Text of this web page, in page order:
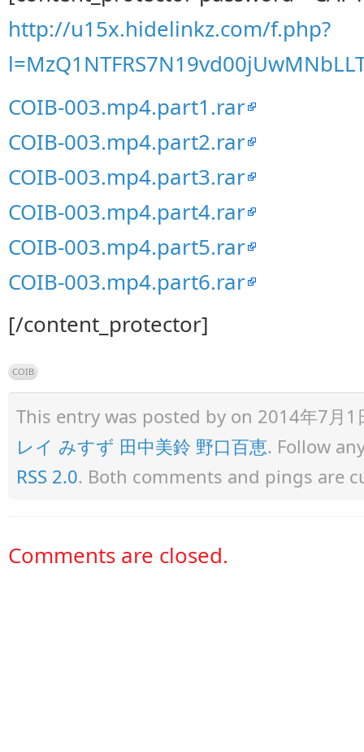
http://u15x.hidelinkz.com/f.php?
COIB-003.mp4.part1.rar
COIB-003.mp4.part2.rar
COIB-003.mp4.part3.rar
COIB-003.mp4.part4.rar
COIB-003.mp4.part5.rar
COIB-003.mp4.part6.rar
[/content_protector]
COIB
This entry was posted by on 2014年7月
レイ みすず 田中美鈴 野口百恵. Follow
RSS 2.0. Both comments and pings are
Comments are closed.